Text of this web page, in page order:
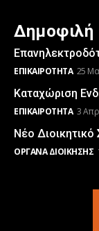
Δημοφιλή
ΕΠΙΚΑΙΡΌΤΗΤΑ 25
Καταχώριση
ΕΠΙΚΑΙΡΌΤΗΤΑ 3
Νέο Διοικητικό
ΌΡΓΑΝΑ ΔΙΟΊΚΗΣΗΣ